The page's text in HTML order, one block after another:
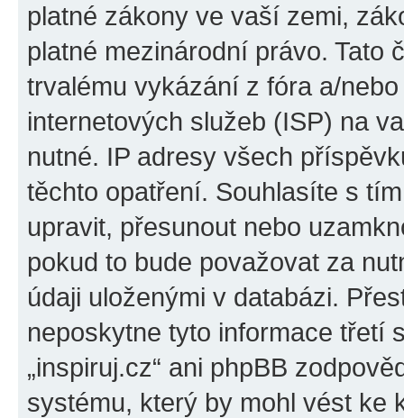
platné zákony ve vaší zemi,
platné mezinárodní právo. Tato
trvalému vykázání z fóra a/
internetových služeb (ISP) na
nutné. IP adresy všech
těchto opatření. Souhlasíte s
upravit, přesunout nebo
pokud to bude považovat za
údaji uloženými v databázi.
neposkytne tyto informace třetí
„inspiruj.cz“ ani phpBB
systému, který by mohl vést ke